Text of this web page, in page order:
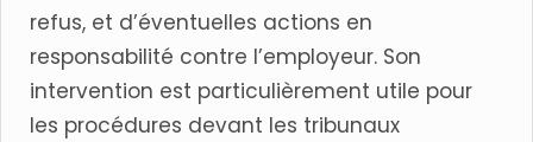
refus, et d’éventuelles actions en
responsabilité contre l’employeur. Son
intervention est particulièrement utile pour
les procédures devant les tribunaux